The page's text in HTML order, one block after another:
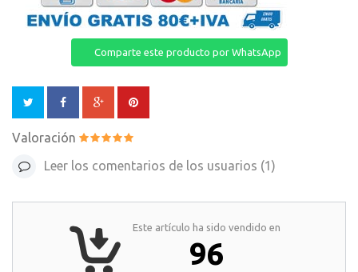
Comparte este producto por WhatsApp
Valoración
Leer los comentarios de los usuarios (1)
Este artículo ha sido vendido en
96